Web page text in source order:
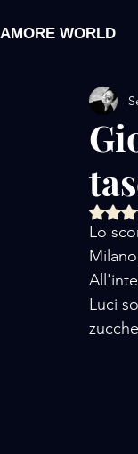
AMORE WORLD
AMORE /
AMORE /
AMORE /
Lo
Luci